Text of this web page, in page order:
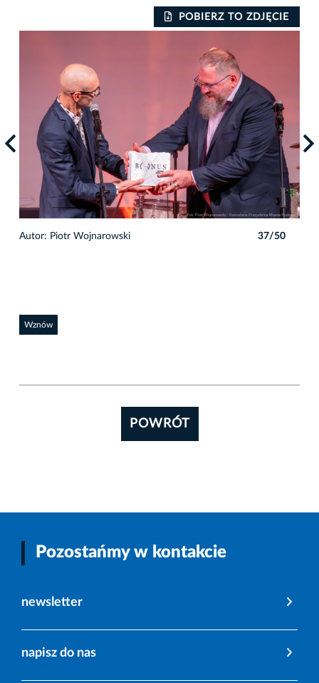
POBIERZ TO ZDJĘCIE
Autor: Piotr Wojnarowski 37/50
Wznów
POWRÓT
Pozostańmy w kontakcie
newsletter
napisz do nas